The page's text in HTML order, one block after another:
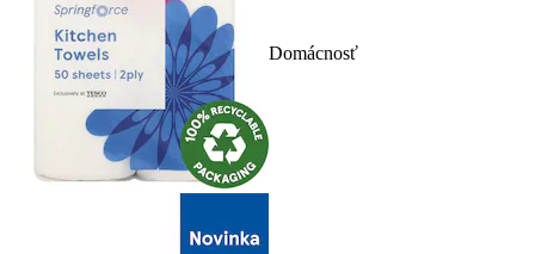
Domácnosť